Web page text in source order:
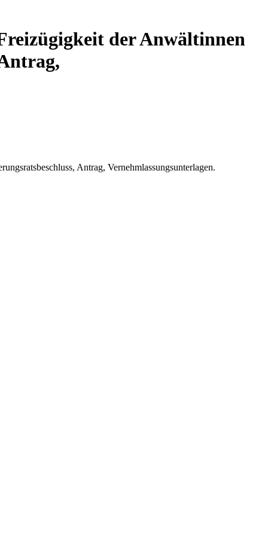
der Anwältinnen
Antrag, Vernehmlassungsunterlagen.